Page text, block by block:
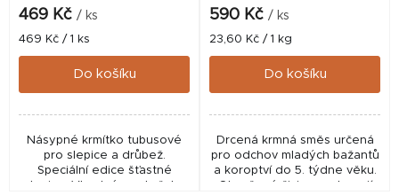
469 Kč / ks
Měrná
cena:
469 Kč / 1 ks
Do košíku
Násypné krmítko tubusové
pro slepice a drůbež.
Speciální edice šťastné
slepice. Vhodné pro kuřata,
590 Kč / ks
Měrná
cena:
23,60 Kč / 1 kg
Do košíku
Drcená krmná směs určená
pro odchov mladých bažantů
a koroptví do 5. týdne věku.
Obsažené živiny podporují